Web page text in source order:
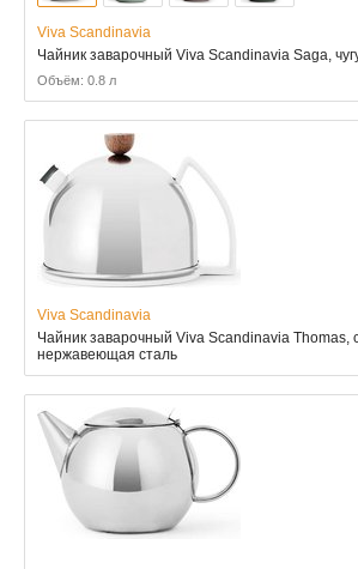
Viva Scandinavia
Чайник заварочный Viva Scandinavia Saga,
Объём: 0.8 л
Viva Scandinavia
Чайник заварочный Viva Scandinavia Thomas,
нержавеющая сталь